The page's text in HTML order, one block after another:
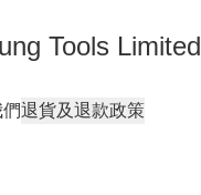
Tools Limited
退貨及退款政策